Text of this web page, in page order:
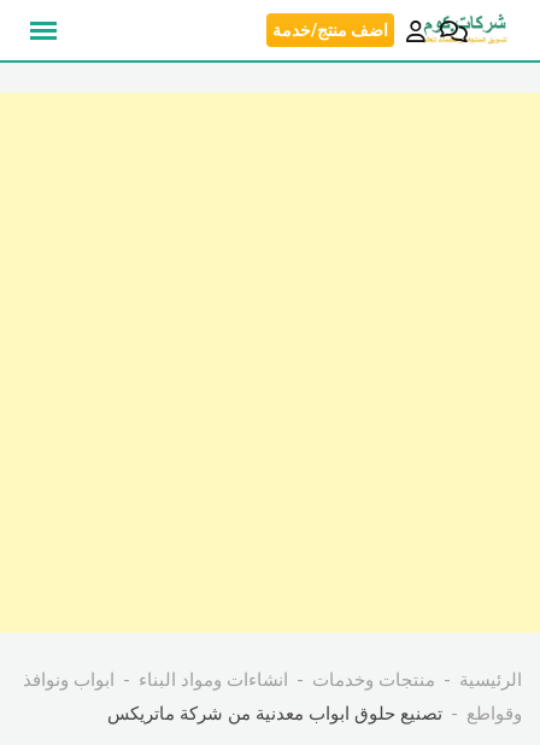
انتقل
اضف منتج/خدمة
الرئيسية منتجات وخدمات انشاءات ومواد البناء
ابواب ونوافذ
وقواطع
تصنيع حلوق ابواب معدنية من شركة ماتريكس